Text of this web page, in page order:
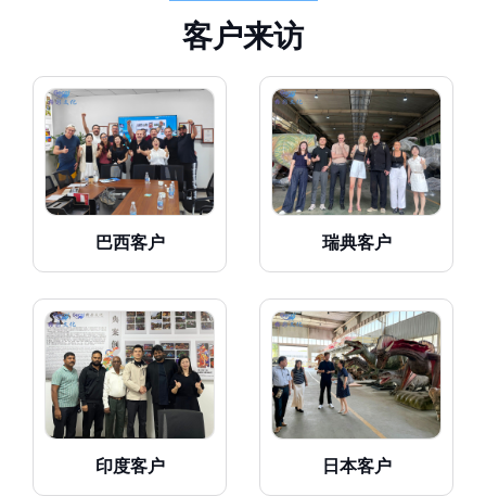
客户来访
巴西客户 瑞典客户
印度客户 日本客户